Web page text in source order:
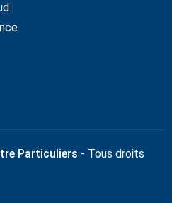
Particuliers - Tous droits